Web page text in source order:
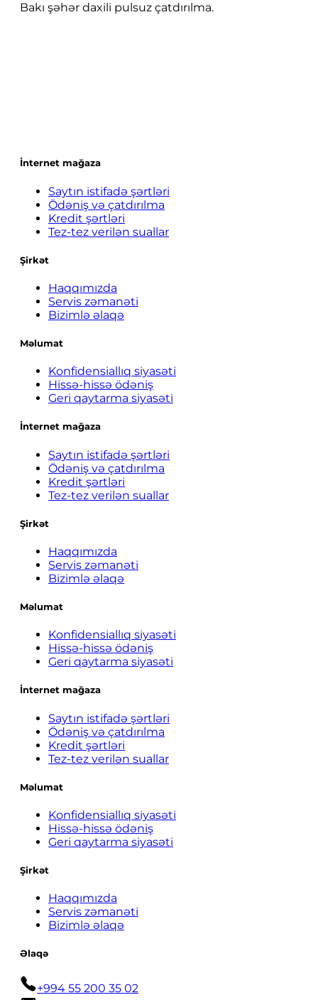
Bakı şəhər daxili pulsuz çatdırılma.
İnternet mağaza
Saytın istifadə şərtləri
Ödəniş və çatdırılma
Kredit şərtləri
Tez-tez verilən suallar
Şirkət
Haqqımızda
Servis zəmanəti
Bizimlə əlaqə
Məlumat
Konfidensiallıq siyasəti
Hissə-hissə ödəniş
Geri qaytarma siyasəti
İnternet mağaza
Saytın istifadə şərtləri
Ödəniş və çatdırılma
Kredit şərtləri
Tez-tez verilən suallar
Şirkət
Haqqımızda
Servis zəmanəti
Bizimlə əlaqə
Məlumat
Konfidensiallıq siyasəti
Hissə-hissə ödəniş
Geri qaytarma siyasəti
İnternet mağaza
Saytın istifadə şərtləri
Ödəniş və çatdırılma
Kredit şərtləri
Tez-tez verilən suallar
Məlumat
Konfidensiallıq siyasəti
Hissə-hissə ödəniş
Geri qaytarma siyasəti
Şirkət
Haqqımızda
Servis zəmanəti
Bizimlə əlaqə
Əlaqə
+994 55 200 35 02